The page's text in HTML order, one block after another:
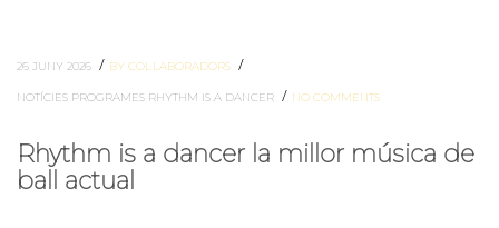
26 JUNY 2026 / BY COL·LABORADORS /
NOTÍCIES PROGRAMES RHYTHM IS A DANCER / NO COMMENTS
Rhythm is a dancer la millor música de
ball actual